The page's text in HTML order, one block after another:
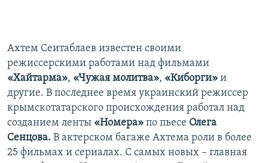
Ахтем Сеитаблаев известен своими
режиссерскими работами над фильмами
«Хайтарма», «Чужая молитва», «Киборги» и
другие. В последнее время украинский режиссер
крымскотатарского происхождения работал над
созданием ленты «Номера» по пьесе Олега
Сенцова. В актерском багаже Ахтема роли в более
25 фильмах и сериалах. С самых новых – главная